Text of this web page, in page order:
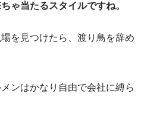
ゃ当たるスタイルですね。
を見つけたら、渡り鳥を辞め
ンはかなり自由で会社に縛ら